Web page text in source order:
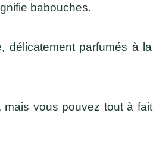
babouches.
délicatement parfumés à la
mais vous pouvez tout à fait